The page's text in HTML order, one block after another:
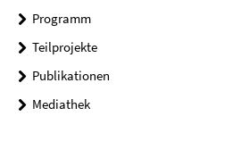
Programm
Teilprojekte
Publikationen
Mediathek